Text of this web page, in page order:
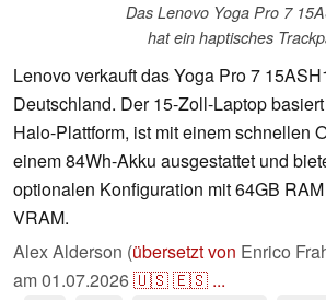
Das Lenovo Yoga Pro 7
hat ein haptisches
Lenovo verkauft das Yoga Pro 7
Deutschland. Der 15-Zoll-Laptop
Halo-Plattform, ist mit einem schnellen
einem 84Wh-Akku ausgestattet und
optionalen Konfiguration mit 64GB
VRAM.
Alex Alderson (übersetzt von Enrico
am01.07.2026🇺🇸🇪🇸 ...